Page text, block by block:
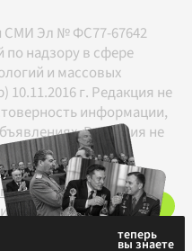
СМИ Эл № ФС77-67642
надзору в сфере
и массовых
г. Редакция не
информации,
Редакция не
в соответствии с